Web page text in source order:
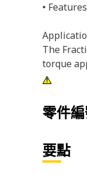
•
The
torque
零件
要點